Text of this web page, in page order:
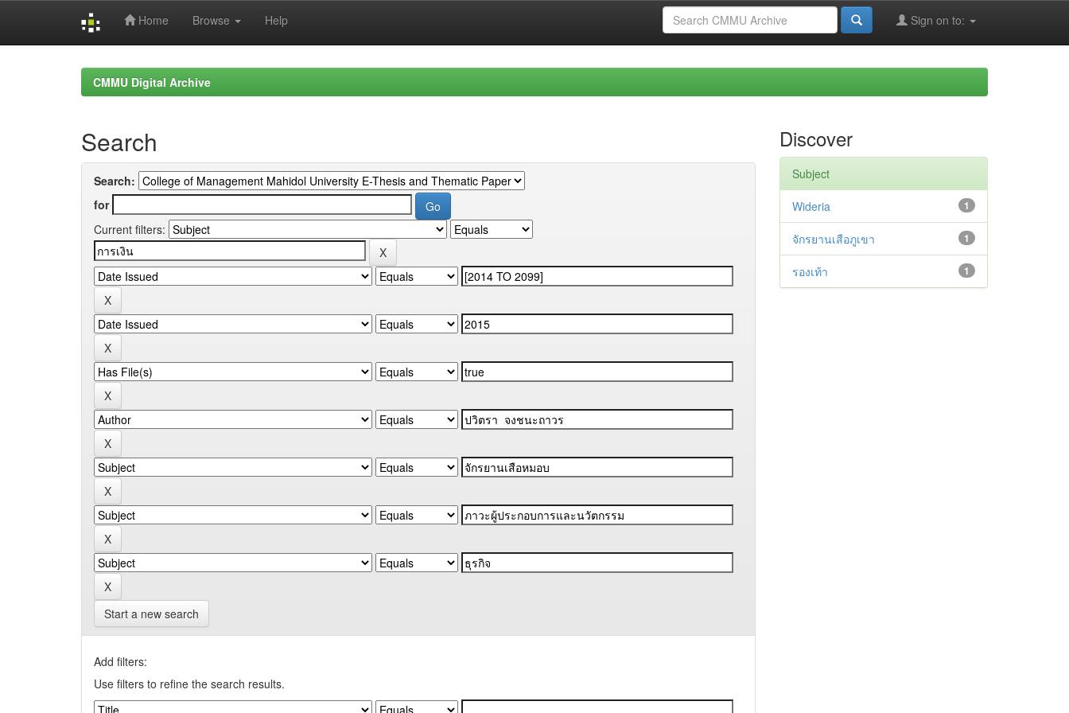
Home Browse Help Sign on to:
CMMU Digital Archive
Search
Search:
for
Current filters:
Start a new search
Add filters:
Use filters to refine the search results.
Discover
Subject
1
Wideria
1
จักรยานเสือภูเขา
1
รองเท้า